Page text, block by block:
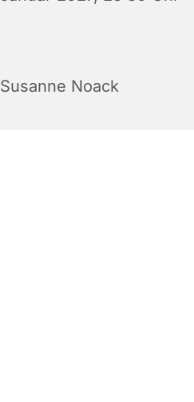
Susanne Noack